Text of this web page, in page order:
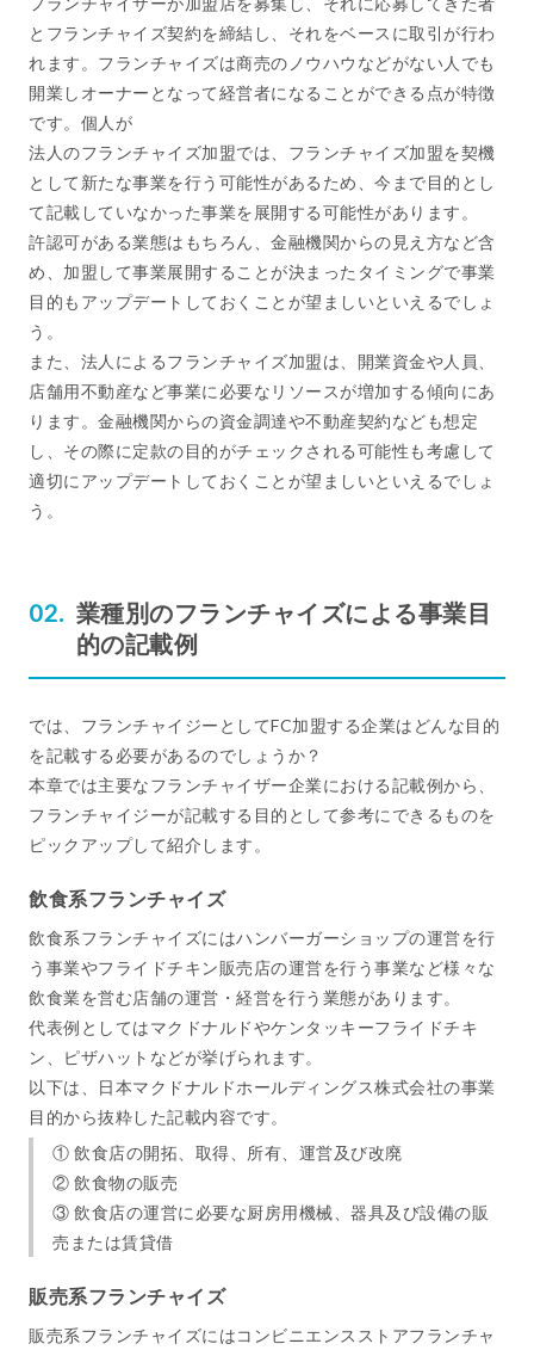
とフランチャイズ契約を締結し、それをベースに取引が行わ
れます。フランチャイズは商売のノウハウなどがない人でも
開業しオーナーとなって経営者になることができる点が特徴
です。個人が
法人のフランチャイズ加盟では、フランチャイズ加盟を契機
として新たな事業を行う可能性があるため、今まで目的とし
て記載していなかった事業を展開する可能性があります。
許認可がある業態はもちろん、金融機関からの見え方など含
め、加盟して事業展開することが決まったタイミングで事業
目的もアップデートしておくことが望ましいといえるでしょ
う。
また、法人によるフランチャイズ加盟は、開業資金や人員、
店舗用不動産など事業に必要なリソースが増加する傾向にあ
ります。金融機関からの資金調達や不動産契約なども想定
し、その際に定款の目的がチェックされる可能性も考慮して
適切にアップデートしておくことが望ましいといえるでしょ
う。
業種別のフランチャイズによる事業目
的の記載例
では、フランチャイジーとしてFC加盟する企業はどんな目的
を記載する必要があるのでしょうか？
本章では主要なフランチャイザー企業における記載例から、
フランチャイジーが記載する目的として参考にできるものを
ピックアップして紹介します。
飲食系フランチャイズ
飲食系フランチャイズにはハンバーガーショップの運営を行
う事業やフライドチキン販売店の運営を行う事業など様々な
飲食業を営む店舗の運営・経営を行う業態があります。
代表例としてはマクドナルドやケンタッキーフライドチキ
ン、ピザハットなどが挙げられます。
以下は、日本マクドナルドホールディングス株式会社の事業
目的から抜粋した記載内容です。
① 飲食店の開拓、取得、所有、運営及び改廃
② 飲食物の販売
③ 飲食店の運営に必要な厨房用機械、器具及び設備の販
売または賃貸借
販売系フランチャイズ
販売系フランチャイズにはコンビニエンスストアフランチャ